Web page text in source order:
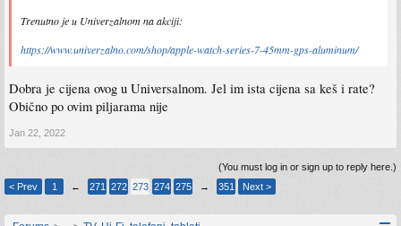
Trenutno je u Univerzalnom na akciji:
https://www.univerzalno.com/shop/apple-watch-series-7-45mm-gps-aluminum/
Dobra je cijena ovog u Universalnom. Jel im ista cijena sa keš i rate?
Obično po ovim piljarama nije
Jan 22, 2022
(You must log in or sign up to reply here.)
< Prev
1 ← 271 272 273 274 275 → 351 Next >